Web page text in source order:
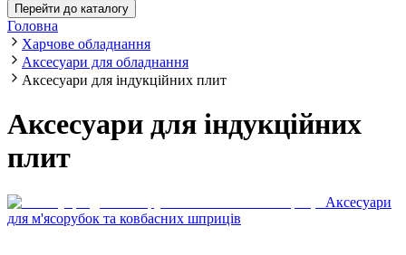
Перейти до каталогу
Головна
Харчове обладнання
Аксесуари для обладнання
Аксесуари для індукційних плит
Аксесуари для індукційних
плит
Аксесуари
для м'ясорубок та ковбасних шприців